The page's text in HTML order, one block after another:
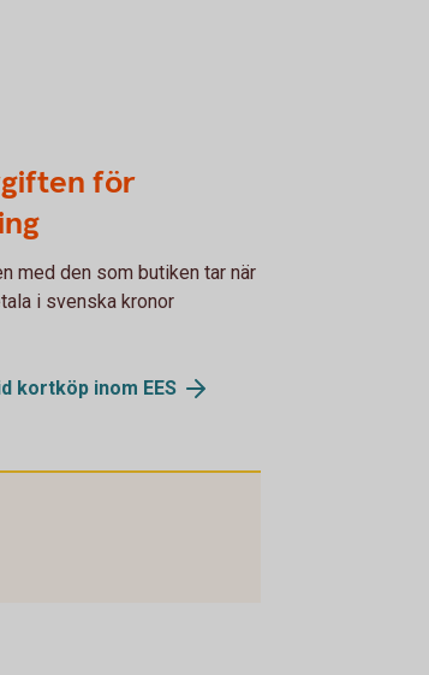
för
med den som butiken tar när
i svenska kronor
kortköp inom EES